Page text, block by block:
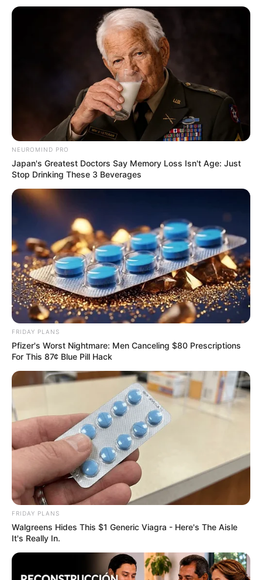
8 Conspiracies That Turned Out To Be True
Too Hot For TV? These Scenes Slipped Through
Anyway
BRAINBERRIES
These 6 Movies Were So Bad That They Became
Instant Classics
BRAINBERRIES
These Actors Didn't Want To Share The Spotlight
BRAINBERRIES
NEUROMIND PRO
Japan's Greatest Doctors Say Memory Loss Isn't Age: Just
Stop Drinking These 3 Beverages
FRIDAY PLANS
Pfizer's Worst Nightmare: Men Canceling $80 Prescriptions
For This 87¢ Blue Pill Hack
FRIDAY PLANS
Walgreens Hides This $1 Generic Viagra - Here's The Aisle
It's Really In.